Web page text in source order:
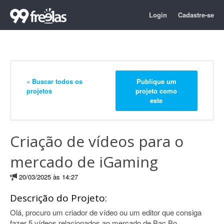
Login Cadastre-se
« Buscar todos os
projetos
Publique um
projeto como
este
Criação de vídeos para o
mercado de iGaming
20/03/2025 às 14:27
Descrição do Projeto:
Olá, procuro um criador de vídeo ou um editor que consiga